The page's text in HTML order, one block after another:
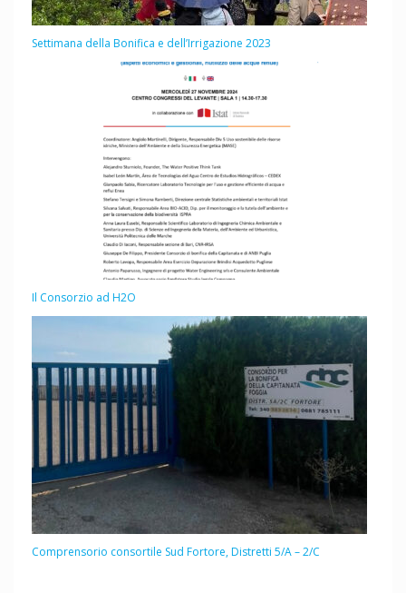
Settimana della Bonifica e dell’Irrigazione 2023
Il Consorzio ad H2O
Comprensorio consortile Sud Fortore, Distretti 5/A – 2/C